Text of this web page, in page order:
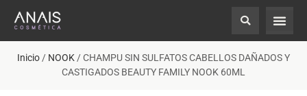
Inicio / NOOK / CHAMPU SIN SULFATOS CABELLOS DAÑADOS Y
CASTIGADOS BEAUTY FAMILY NOOK 60ML